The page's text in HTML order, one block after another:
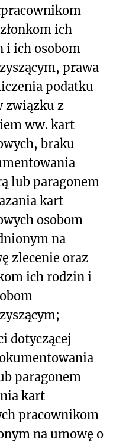
ich
i ich osobom
prawa
podatku
związku z
ww. kart
braku
lub paragonem
kart
osobom
na
zlecenie oraz
ich rodzin i
dotyczącej
paragonem
kart
pracownikom
na umowę o